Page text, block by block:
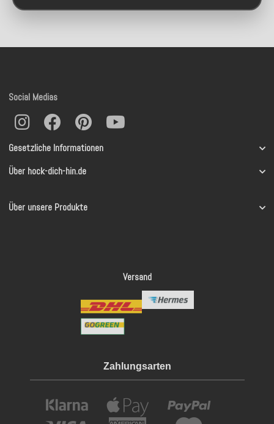
Gesetzliche Informationen
Über hock-dich-hin.de
Über unsere Produkte
Social Medias
Versand
Zahlungsarten